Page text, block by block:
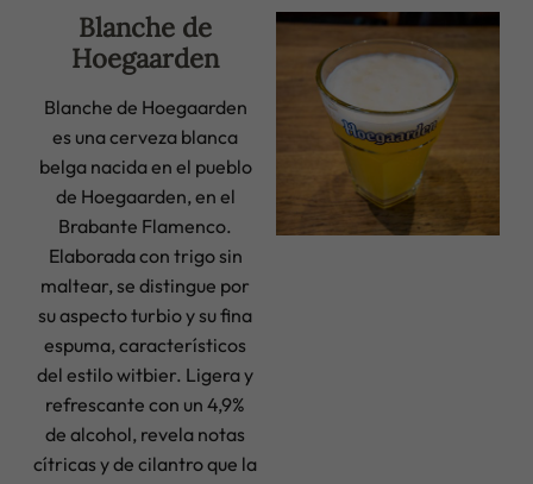
Blanche de
Hoegaarden
Blanche de Hoegaarden
es una cerveza blanca
belga nacida en el pueblo
de Hoegaarden, en el
Brabante Flamenco.
Elaborada con trigo sin
maltear, se distingue por
su aspecto turbio y su fina
espuma, característicos
del estilo witbier. Ligera y
refrescante con un 4,9%
de alcohol, revela notas
cítricas y de cilantro que la